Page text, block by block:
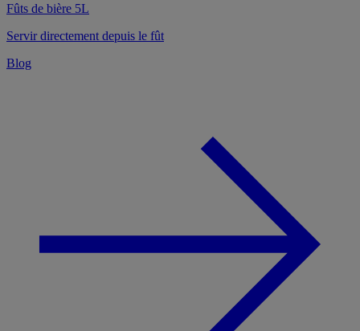
Fûts de bière 5L
Servir directement depuis le fût
Blog